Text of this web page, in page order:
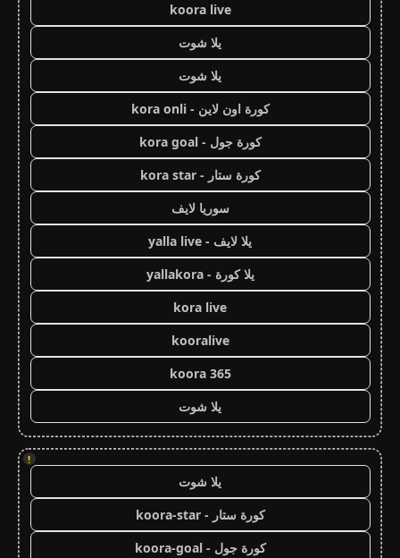
koora live
يلا شوت
يلا شوت
كورة اون لاين - kora onli
كورة جول - kora goal
كورة ستار - kora star
سوريا لايف
يلا لايف - yalla live
يلا كورة - yallakora
kora live
kooralive
koora 365
يلا شوت
!
يلا شوت
كورة ستار - koora-star
كورة جول - koora-goal